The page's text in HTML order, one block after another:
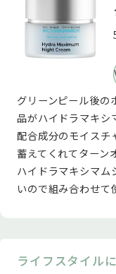
グリーンピール後の
品がハイドラマキシ
配合成分のモイスチ
蓄えてくれてターン
ハイドラマキシマム
いので組み合わせて
ライフスタイル